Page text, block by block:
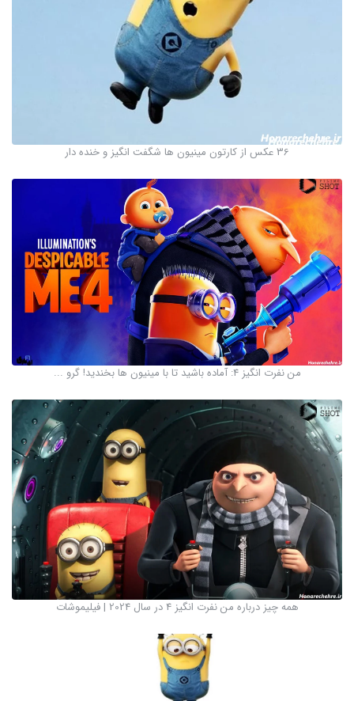
36 عکس از کارتون مینیون ها شگفت انگیز و خنده دار
من نفرت‌ انگیز 4: آماده باشید تا با مینیون‌ ها بخندید! گرو ...
همه چیز درباره من نفرت انگیز 4 در سال 2024 | فیلیموشات